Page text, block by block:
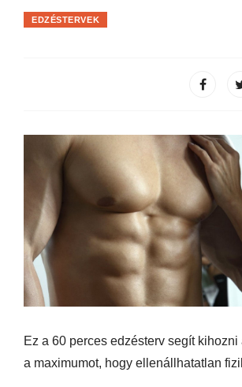
EDZÉSTERVEK
Ez a 60 perces edzésterv segít kihozni
a maximumot, hogy ellenállhatatlan